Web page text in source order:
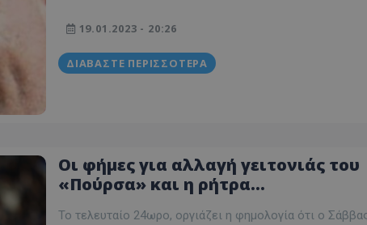
19.01.2023 - 20:26
ΔΙΑΒΆΣΤΕ ΠΕΡΙΣΣΌΤΕΡΑ
Οι φήμες για αλλαγή γειτονιάς του
«Πούρσα» και η ρήτρα…
Το τελευταίο 24ωρο, οργιάζει η φημολογία ότι ο